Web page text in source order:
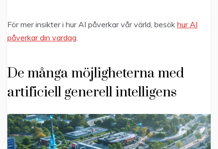
För mer insikter i hur AI påverkar vår värld, besök hur AI
påverkar din vardag
De många möjligheterna med
artificiell generell intelligens